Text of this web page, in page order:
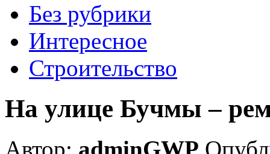
Без рубрики
Интересное
Строительство
На улице Бучмы –
Автор: adminGWP